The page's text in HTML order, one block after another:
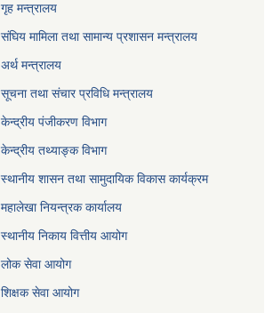
गृह मन्त्रालय
संघिय मामिला तथा सामान्य प्रशासन मन्त्रालय
अर्थ मन्त्रालय
सूचना तथा संचार प्रविधि मन्त्रालय
केन्द्रीय पंजीकरण विभाग
केन्द्रीय तथ्याङ्क विभाग
स्थानीय शासन तथा सामुदायिक विकास कार्यक्रम
महालेखा नियन्त्रक कार्यालय
स्थानीय निकाय वित्तीय आयोग
लोक सेवा आयोग
शिक्षक सेवा आयोग